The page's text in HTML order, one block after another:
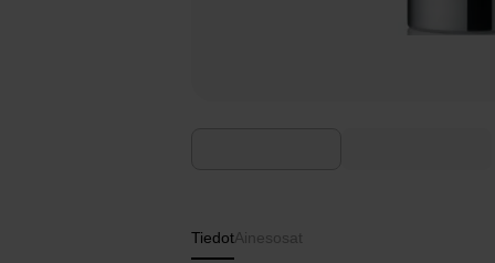
TiedotAinesosat